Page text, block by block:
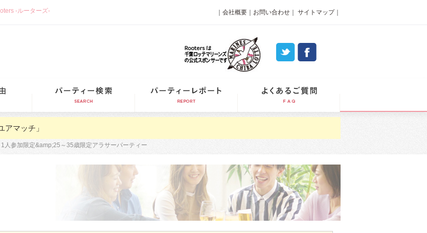
-ルーターズ- 会社概要 お問い合わせ サイトマップ｜
マッチ」
1人参加限定&amp;25～35歳限定アラサーパーティー